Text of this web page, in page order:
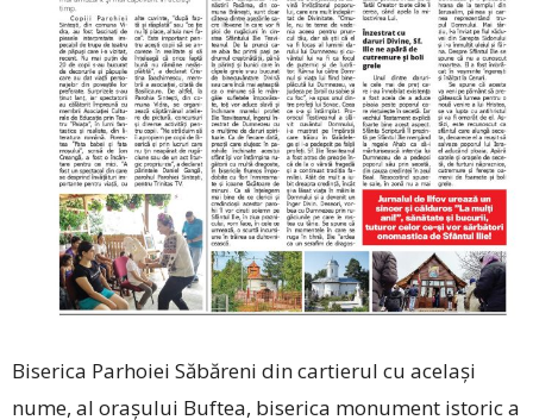
Biserica Parhoiei Săbăreni din cartierul cu același
nume, al orașului Buftea, biserica monument istoric a